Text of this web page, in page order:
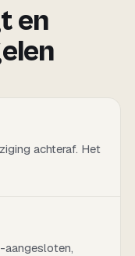
en
achteraf. Het
aangesloten,